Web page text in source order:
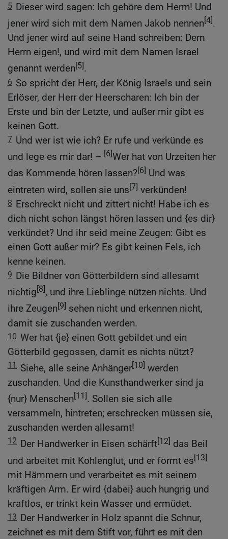
5 Dieser wird sagen: Ich gehöre dem Herrn! Und
jener wird sich mit dem Namen Jakob nennen[4].
Und jener wird auf seine Hand schreiben: Dem
Herrn eigen!, und wird mit dem Namen Israel
genannt werden[5].
6 So spricht der Herr, der König Israels und sein
Erlöser, der Herr der Heerscharen: Ich bin der
Erste und bin der Letzte, und außer mir gibt es
keinen Gott.
7 Und wer ist wie ich? Er rufe und verkünde es
und lege es mir dar! – [6]Wer hat von Urzeiten her
das Kommende hören lassen?[6] Und was
eintreten wird, sollen sie uns[7] verkünden!
8 Erschreckt nicht und zittert nicht! Habe ich es
dich nicht schon längst hören lassen und {es dir}
verkündet? Und ihr seid meine Zeugen: Gibt es
einen Gott außer mir? Es gibt keinen Fels, ich
kenne keinen.
9 Die Bildner von Götterbildern sind allesamt
nichtig[8], und ihre Lieblinge nützen nichts. Und
ihre Zeugen[9] sehen nicht und erkennen nicht,
damit sie zuschanden werden.
10 Wer hat {je} einen Gott gebildet und ein
Götterbild gegossen, damit es nichts nützt?
11 Siehe, alle seine Anhänger[10] werden
zuschanden. Und die Kunsthandwerker sind ja
{nur} Menschen[11]. Sollen sie sich alle
versammeln, hintreten; erschrecken müssen sie,
zuschanden werden allesamt!
12 Der Handwerker in Eisen schärft[12] das Beil
und arbeitet mit Kohlenglut, und er formt es[13]
mit Hämmern und verarbeitet es mit seinem
kräftigen Arm. Er wird {dabei} auch hungrig und
kraftlos, er trinkt kein Wasser und ermüdet.
13 Der Handwerker in Holz spannt die Schnur,
zeichnet es mit dem Stift vor, führt es mit den